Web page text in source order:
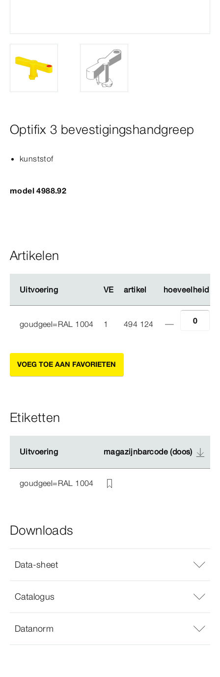
Optifix 3 bevestigingshandgreep
kunststof
model 4988.92
Artikelen
Uitvoering VE artikel hoeveelheid
Uitvoering VE artikel hoeveelheid
goudgeel=RAL 1004 1 494 124
VOEG TOE AAN FAVORIETEN
Etiketten
Uitvoering magazijnbarcode (doos)
Uitvoering magazijnbarcode (doos)
goudgeel=RAL 1004
Downloads
Data-sheet
Catalogus
Datanorm